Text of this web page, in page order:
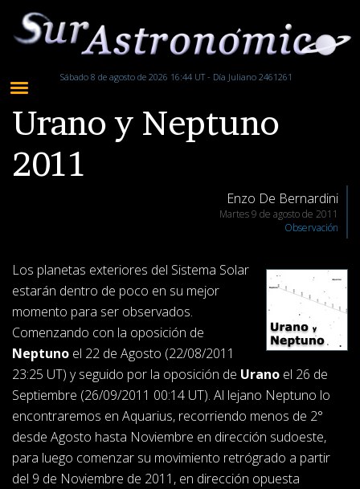
Sábado 8 de agosto de 2026 16:44 UT - Día Juliano 2461261
Urano y Neptuno
2011
Enzo De Bernardini
Martes 9 de agosto de 2011
Observación
Los planetas exteriores del Sistema Solar
estarán dentro de poco en su mejor
momento para ser observados.
Comenzando con la oposición de
Neptuno el 22 de Agosto (22/08/2011
23:25 UT) y seguido por la oposición de Urano el 26 de
Septiembre (26/09/2011 00:14 UT). Al lejano Neptuno lo
encontraremos en Aquarius, recorriendo menos de 2°
desde Agosto hasta Noviembre en dirección sudoeste,
para luego comenzar su movimiento retrógrado a partir
del 9 de Noviembre de 2011, en dirección opuesta